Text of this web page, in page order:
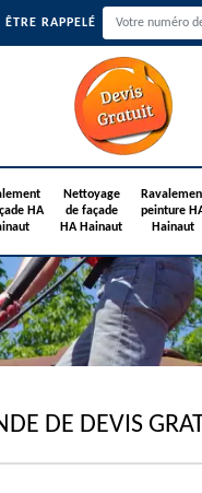
ÊTRE RAPPELÉ
HA
Nettoyage
de façade
HA Hainaut
peinture
Hainaut
DE DEVIS